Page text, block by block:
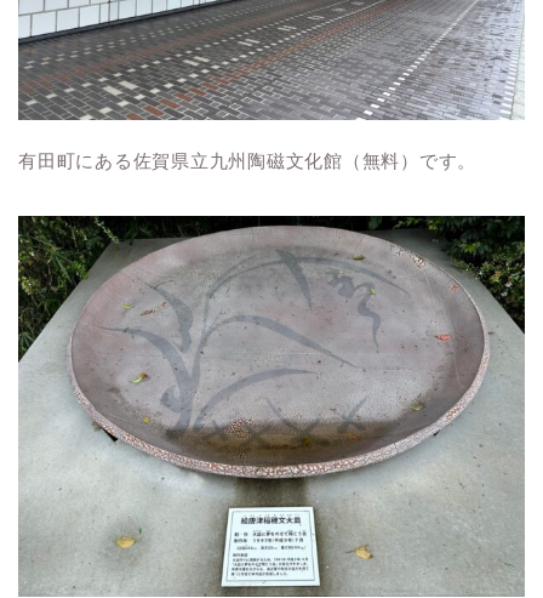
有田町にある佐賀県立九州陶磁文化館（無料）です。